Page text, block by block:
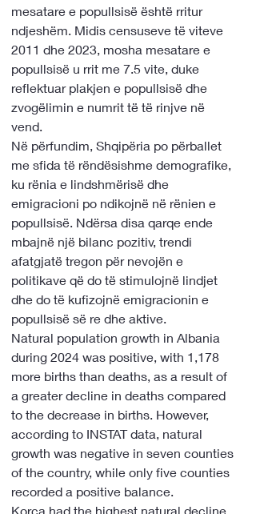
mesatare e popullsisë është rritur
ndjeshëm. Midis censuseve të viteve
2011 dhe 2023, mosha mesatare e
popullsisë u rrit me 7.5 vite, duke
reflektuar plakjen e popullsisë dhe
zvogëlimin e numrit të të rinjve në
vend.
Në përfundim, Shqipëria po përballet
me sfida të rëndësishme demografike,
ku rënia e lindshmërisë dhe
emigracioni po ndikojnë në rënien e
popullsisë. Ndërsa disa qarqe ende
mbajnë një bilanc pozitiv, trendi
afatgjatë tregon për nevojën e
politikave që do të stimulojnë lindjet
dhe do të kufizojnë emigracionin e
popullsisë së re dhe aktive.
Natural population growth in Albania
during 2024 was positive, with 1,178
more births than deaths, as a result of
a greater decline in deaths compared
to the decrease in births. However,
according to INSTAT data, natural
growth was negative in seven counties
of the country, while only five counties
recorded a positive balance.
Korça had the highest natural decline,